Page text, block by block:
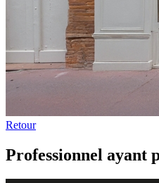
Retour
Professionnel ayant